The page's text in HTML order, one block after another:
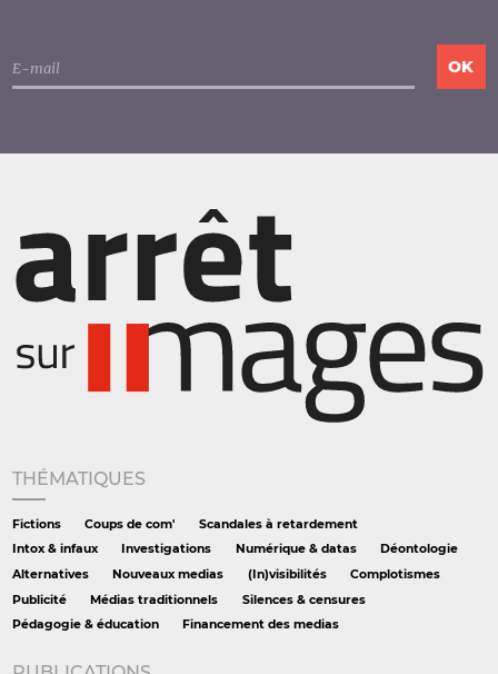
THÉMATIQUES
Fictions Coups de com'
Scandales à retardement
Intox & infaux
Investigations Numérique & datas
Déontologie
Alternatives
Nouveaux medias (In)visibilités
Complotismes
Publicité
Médias traditionnels
Silences & censures
Pédagogie & éducation
Financement des medias